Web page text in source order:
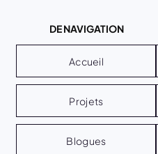
DE NAVIGATION
Accueil
Projets
Blogues